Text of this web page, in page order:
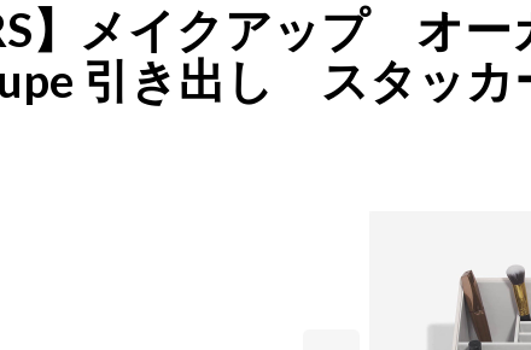
】メイクアップ
引き出し スタッカ